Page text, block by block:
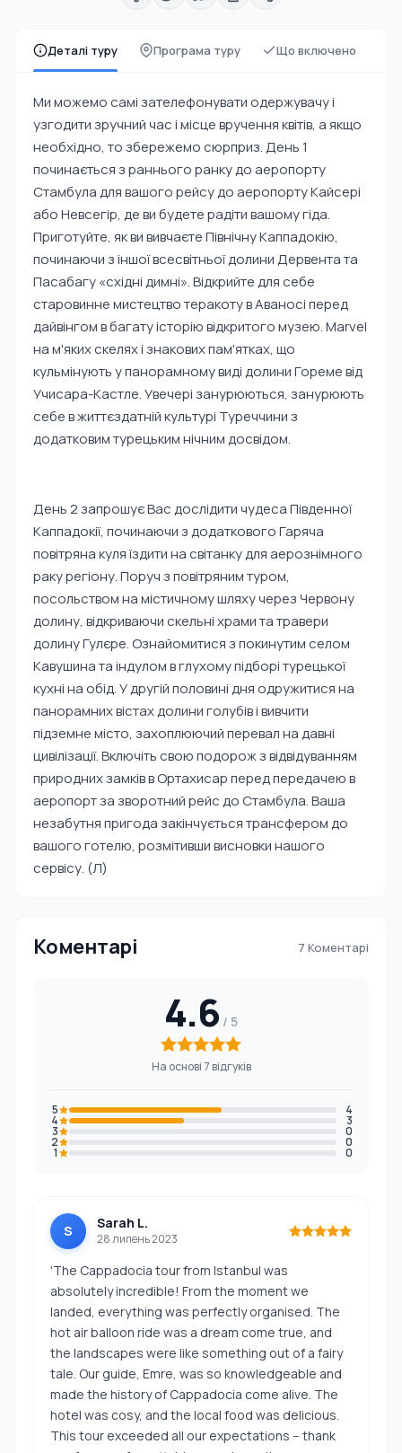
Деталі туру Програма туру Що включено
Ми можемо самі зателефонувати одержувачу і
узгодити зручний час і місце вручення квітів, а якщо
необхідно, то збережемо сюрприз. День 1
починається з раннього ранку до аеропорту
Стамбула для вашого рейсу до аеропорту Кайсері
або Невсегір, де ви будете радіти вашому гіда.
Приготуйте, як ви вивчаєте Північну Каппадокію,
починаючи з іншої всесвітньої долини Дервента та
Пасабагу «східні димні». Відкрийте для себе
старовинне мистецтво теракоту в Аваносі перед
дайвінгом в багату історію відкритого музею. Marvel
на м'яких скелях і знакових пам'ятках, що
кульмінують у панорамному виді долини Гореме від
Учисара-Кастле. Увечері занурюються, занурюють
себе в життєздатній культурі Туреччини з
додатковим турецьким нічним досвідом.
День 2 запрошує Вас дослідити чудеса Південної
Каппадокії, починаючи з додаткового Гаряча
повітряна куля їздити на світанку для аерознімного
раку регіону. Поруч з повітряним туром,
посольством на містичному шляху через Червону
долину, відкриваючи скельні храми та травери
долину Гулєре. Ознайомитися з покинутим селом
Кавушина та індулом в глухому підборі турецької
кухні на обід. У другій половині дня одружитися на
панорамних вістах долини голубів і вивчити
підземне місто, захоплюючий перевал на давні
цивілізації. Включіть свою подорож з відвідуванням
природних замків в Ортахисар перед передачею в
аеропорт за зворотний рейс до Стамбула. Ваша
незабутня пригода закінчується трансфером до
вашого готелю, розмітивши висновки нашого
сервісу. (Л)
Коментарі 7 Коментарі
4.6
На основі 7 відгуків
5 4
4 3
3 0
2 0
1 0
S Sarah L.
28 липень 2023
'The Cappadocia tour from Istanbul was
absolutely incredible! From the moment we
landed, everything was perfectly organised. The
hot air balloon ride was a dream come true, and
the landscapes were like something out of a fairy
tale. Our guide, Emre, was so knowledgeable and
made the history of Cappadocia come alive. The
hotel was cosy, and the local food was delicious.
This tour exceeded all our expectations – thank